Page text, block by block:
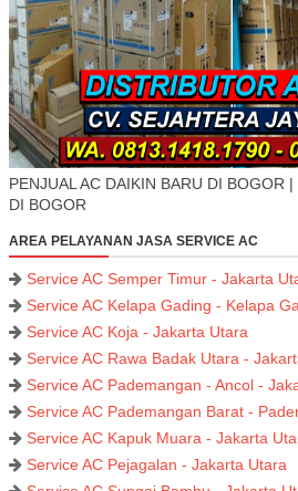
PENJUAL AC DAIKIN BARU DI BOGOR
DI BOGOR
AREA PELAYANAN JASA SERVICE AC
Service AC Semper Timur - Jakarta
Service AC Kelapa Gading - Kelapa
Service AC Koja - Jakarta Utara
Service AC Rawa Badak Utara -
Service AC Pademangan - Ancol -
Service AC Pademangan Barat -
Service AC Kapuk Muara - Jakarta
Service AC Pejagalan - Jakarta Utara